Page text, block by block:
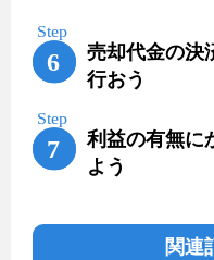
売却代金の決
行おう
利益の有無に
よう
関連